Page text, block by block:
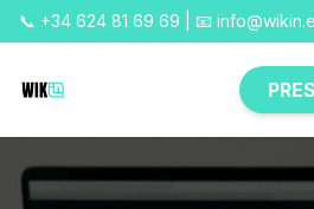
📞 +34 624 81 69 69 | 📧